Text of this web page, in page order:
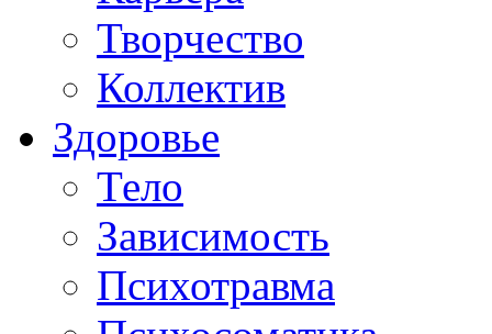
Творчество
Коллектив
Здоровье
Тело
Зависимость
Психотравма